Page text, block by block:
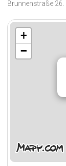
Brunnenstraße 26.
+
−